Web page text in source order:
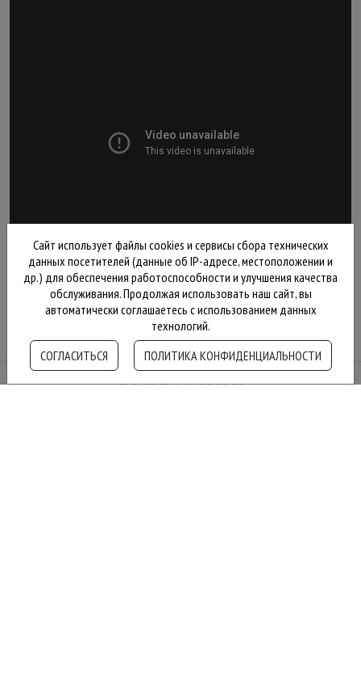
Сайт использует файлы cookies и сервисы сбора технических
данных посетителей (данные об IP-адресе, местоположении и
др.) для обеспечения работоспособности и улучшения качества
обслуживания. Продолжая использовать наш сайт, вы
автоматически соглашаетесь с использованием данных
технологий.
СОГЛАСИТЬСЯ
ПОЛИТИКА КОНФИДЕНЦИАЛЬНОСТИ